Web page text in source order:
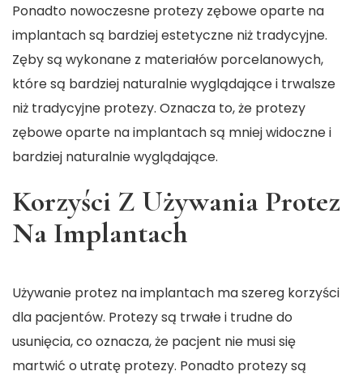
Ponadto nowoczesne protezy zębowe oparte na
implantach są bardziej estetyczne niż tradycyjne.
Zęby są wykonane z materiałów porcelanowych,
które są bardziej naturalnie wyglądające i trwalsze
niż tradycyjne protezy. Oznacza to, że protezy
zębowe oparte na implantach są mniej widoczne i
bardziej naturalnie wyglądające.
Korzyści Z Używania Protez
Na Implantach
Używanie protez na implantach ma szereg korzyści
dla pacjentów. Protezy są trwałe i trudne do
usunięcia, co oznacza, że pacjent nie musi się
martwić o utratę protezy. Ponadto protezy są